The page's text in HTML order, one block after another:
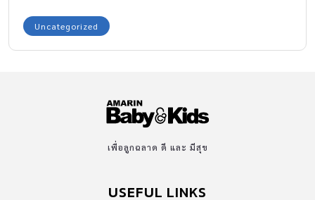
Uncategorized
เพื่อลูกฉลาด ดี และ มีสุข
USEFUL LINKS